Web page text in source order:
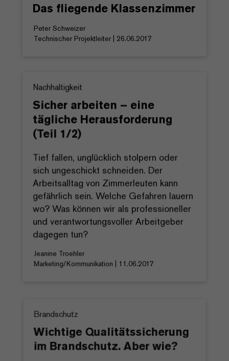
Das fliegende Klassenzimmer
Peter Schweizer
Technischer Projektleiter | 26.06.2017
Nachhaltigkeit
Sicher arbeiten – eine
tägliche Herausforderung
(Teil 1/2)
Tief fallen, unglücklich stolpern oder
sich ungeschickt schneiden. Der
Arbeitsalltag von Zimmerleuten kann
gefährlich sein. Welche Gefahren lauern
wo? Was können wir als professioneller
und verantwortungsvoller Arbeitgeber
dagegen tun?
Jeanine Troehler
Marketing/Kommunikation | 11.06.2017
Brandschutz
Wichtige Qualitätssicherung
im Brandschutz. Aber wie?